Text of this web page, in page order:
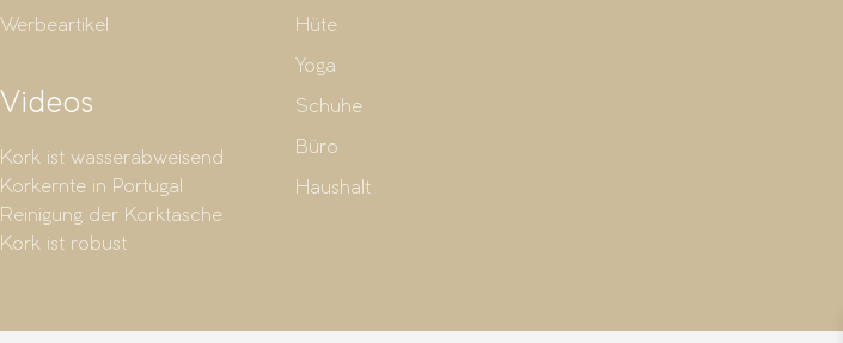
Werbeartikel
Videos
Kork ist wasserabweisend
Korkernte in Portugal
Reinigung der Korktasche
Kork ist robust
Hüte
Yoga
Schuhe
Büro
Haushalt